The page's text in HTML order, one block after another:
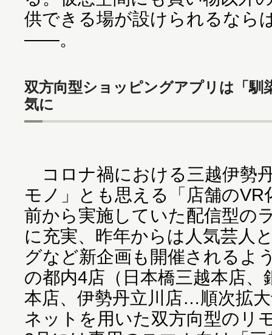
供できる場が設けられるなら
――。
双方向型ショッピングアプリは「馴
気に
コロナ禍における三越伊勢
モノ」とも思える「店舗の
前から実施していた配信型の
に充実、昨年からは人気芸人
グなど新企画も開催されるよ
の都内4店（日本橋三越本店、
本店、伊勢丹立川店…順次拡
ネットを用いた双方向型のリ